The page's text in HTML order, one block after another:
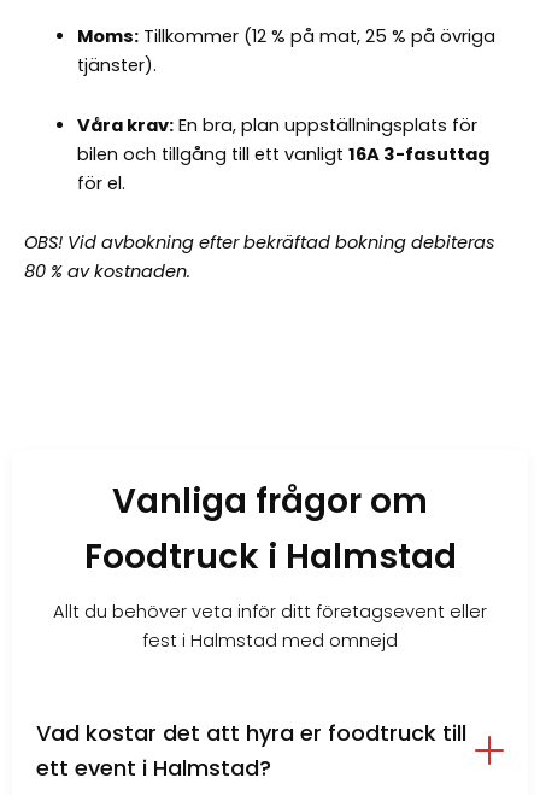
Moms:Tillkommer (12 % på mat, 25 % på övriga
tjänster).
Våra krav:En bra, plan uppställningsplats för
bilen och tillgång till ett vanligt 16A 3-fasuttag
för el.
OBS! Vid avbokning efter bekräftad bokning debiteras
80 % av kostnaden.
Vanliga frågor om
Foodtruck i Halmstad
Allt du behöver veta inför ditt företagsevent eller
fest i Halmstad med omnejd
Vad kostar det att hyra er foodtruck till
ett event i Halmstad?